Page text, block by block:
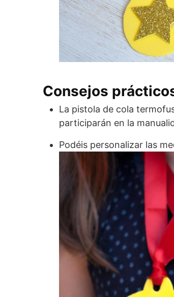
Consejos
La pistola de cola
participarán en la
Podéis personalizar las